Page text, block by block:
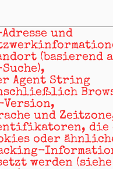
und
(basierend
Agent String
Version,
und
die
oder
werden